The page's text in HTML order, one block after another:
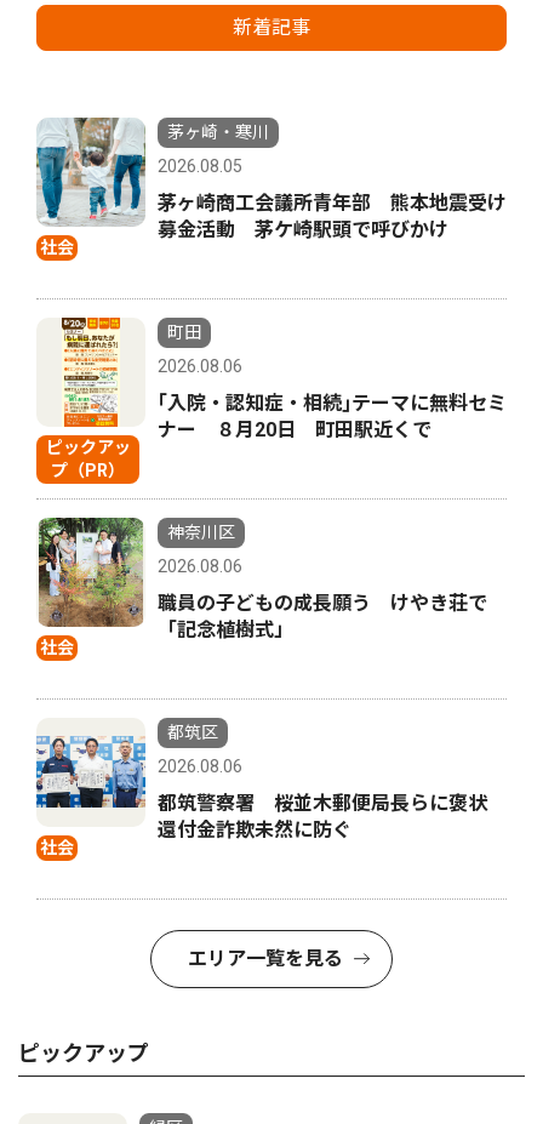
新着記事
社会
茅ヶ崎・寒川
2026.08.05
茅ヶ崎商工会議所青年部 熊本地震受け
募金活動 茅ケ崎駅頭で呼びかけ
ピックアッ
プ（PR）
町田
2026.08.06
｢入院・認知症・相続｣テーマに無料セミ
ナー ８月20日 町田駅近くで
社会
神奈川区
2026.08.06
職員の子どもの成長願う けやき荘で
「記念植樹式」
社会
都筑区
2026.08.06
都筑警察署 桜並木郵便局長らに褒状
還付金詐欺未然に防ぐ
エリア一覧を見る
ピックアップ